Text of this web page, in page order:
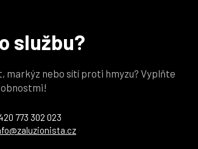
službu?
markýz nebo sítí proti hmyzu? Vyplňte
773 302 023